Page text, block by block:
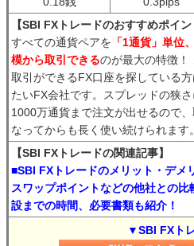
【SBI FXトレードのおすすめポイン
すべての通貨ペアを 「1通貨」単位
模から取引できるのが最大の特徴！
取引ができるFX口座を探している
たいFX会社です。スプレッドの狭
1000万通貨まで注文が出せるので
なってからも長く使い続けられます。
【SBI FXトレードの関連記事】
■SBI FXトレードのメリット・デメ
スワップポイントなどの他社との
設までの時間、必要書類も紹介！
▼SBI FXト